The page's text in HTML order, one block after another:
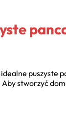
puszyste
stworzyć